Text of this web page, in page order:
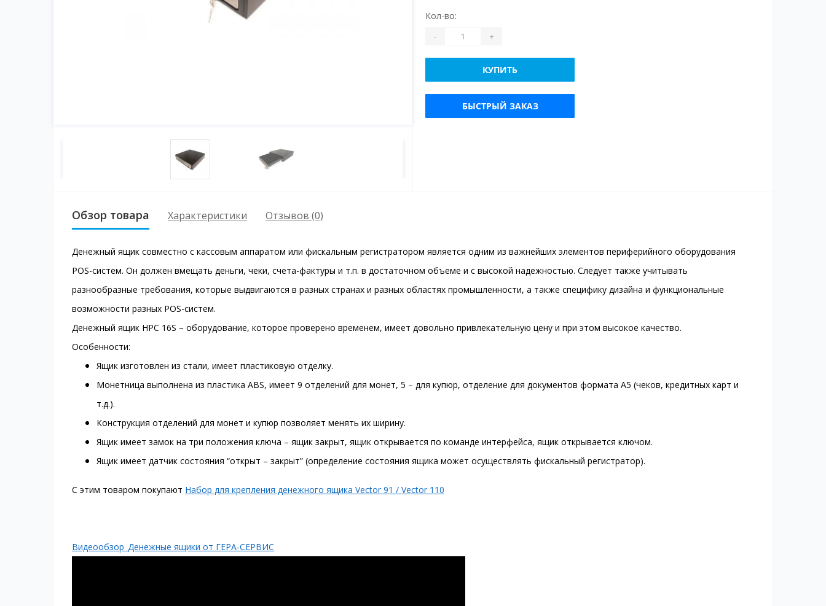
Кол-во:
- +
КУПИТЬ
БЫСТРЫЙ ЗАКАЗ
Обзор товара Характеристики Отзывов (0)
Денежный ящик совместно с кассовым аппаратом или фискальным регистратором является одним из важнейших элементов периферийного оборудования
POS-систем. Он должен вмещать деньги, чеки, счета-фактуры и т.п. в достаточном объеме и с высокой надежностью. Следует также учитывать
разнообразные требования, которые выдвигаются в разных странах и разных областях промышленности, а также специфику дизайна и функциональные
возможности разных POS-систем.
Денежный ящик HPC 16S – оборудование, которое проверено временем, имеет довольно привлекательную цену и при этом высокое качество.
Особенности:
Ящик изготовлен из стали, имеет пластиковую отделку.
Монетница выполнена из пластика ABS, имеет 9 отделений для монет, 5 – для купюр, отделение для документов формата А5 (чеков, кредитных карт и
т.д.).
Конструкция отделений для монет и купюр позволяет менять их ширину.
Ящик имеет замок на три положения ключа – ящик закрыт, ящик открывается по команде интерфейса, ящик открывается ключом.
Ящик имеет датчик состояния “открыт – закрыт” (определение состояния ящика может осуществлять фискальный регистратор).
С этим товаром покупают Набор для крепления денежного ящика Vector 91 / Vector 110
Видеообзор_Денежные ящики от ГЕРА-СЕРВИС